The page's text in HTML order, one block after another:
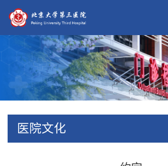
医院文化